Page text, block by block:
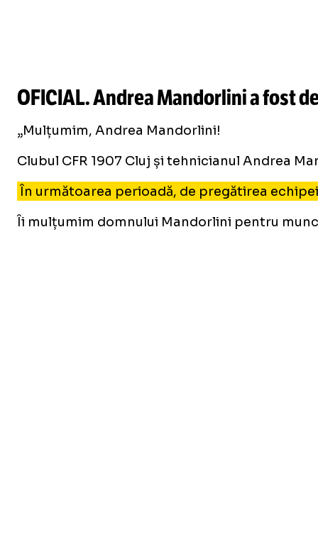
OFICIAL. Andrea Mandorlini a fost
„Mulțumim, Andrea Mandorlini!
Clubul CFR 1907 Cluj și tehnicianul Andrea
În următoarea perioadă, de pregătirea
Îi mulțumim domnului Mandorlini pentru